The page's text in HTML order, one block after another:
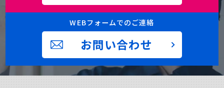
WEBフォームでのご連絡
お問い合わせ